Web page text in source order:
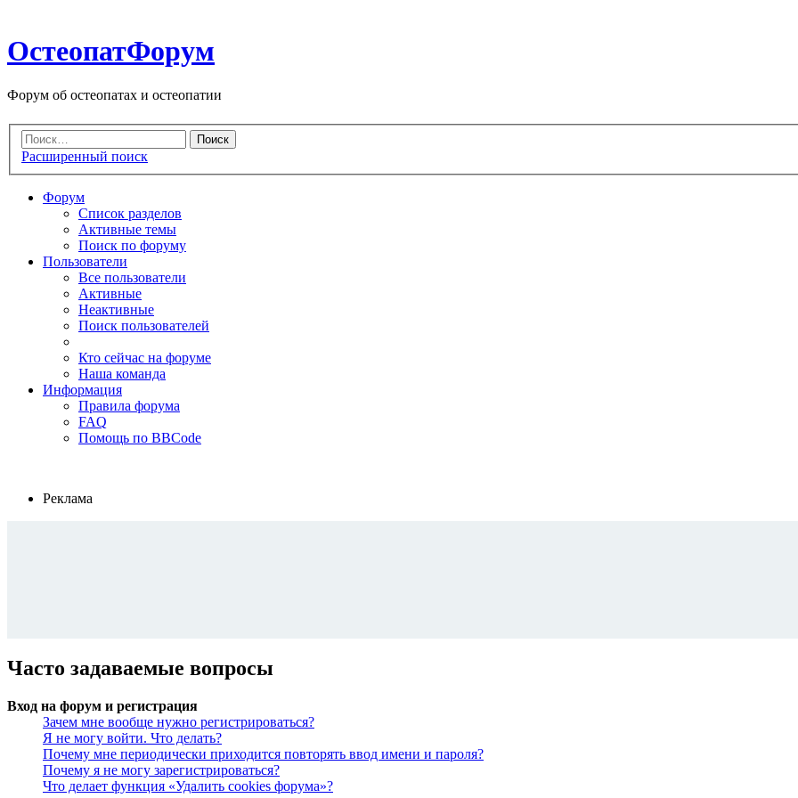
ОстеопатФорум
Форум об остеопатах и остеопатии
Расширенный поиск
Форум
Список разделов
Активные темы
Поиск по форуму
Пользователи
Все пользователи
Активные
Неактивные
Поиск пользователей
Кто сейчас на форуме
Наша команда
Информация
Правила форума
FAQ
Помощь по BBCode
Реклама
Часто задаваемые вопросы
Вход на форум и регистрация
Зачем мне вообще нужно регистрироваться?
Я не могу войти. Что делать?
Почему мне периодически приходится повторять ввод имени и пароля?
Почему я не могу зарегистрироваться?
Что делает функция «Удалить cookies форума»?